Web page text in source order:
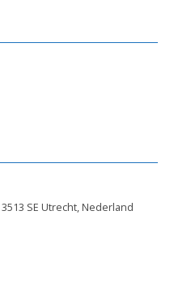
SE Utrecht, Nederland